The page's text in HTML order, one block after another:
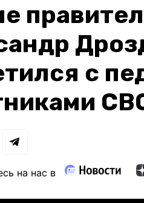
с
на нас в